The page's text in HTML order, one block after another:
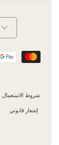
شروط الاستعمال
إشعار قانوني